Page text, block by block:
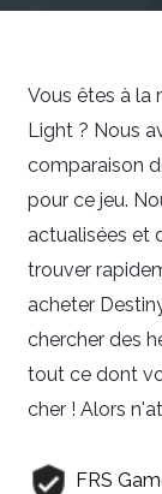
Vous êtes à la
Light ? Nous
comparaison
pour ce jeu.
actualisées et
trouver
acheter
chercher des
tout ce dont
cher ! Alors
FRS